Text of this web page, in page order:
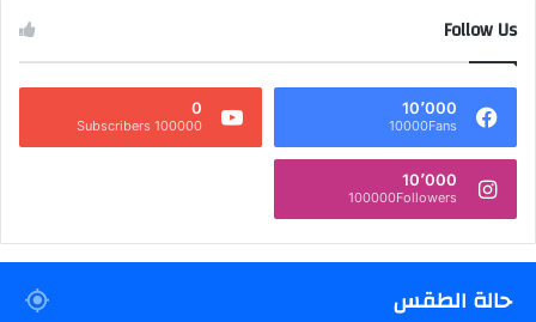
Follow Us
10٬000
10000Fans
0
100000 Subscribers
10٬000
100000Followers
حالة الطقس